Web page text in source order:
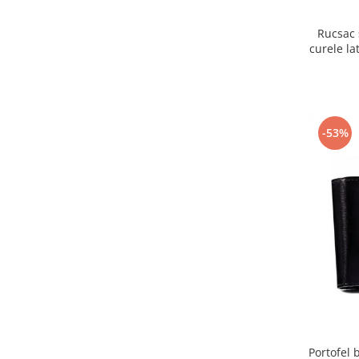
curele
-53%
Portofel